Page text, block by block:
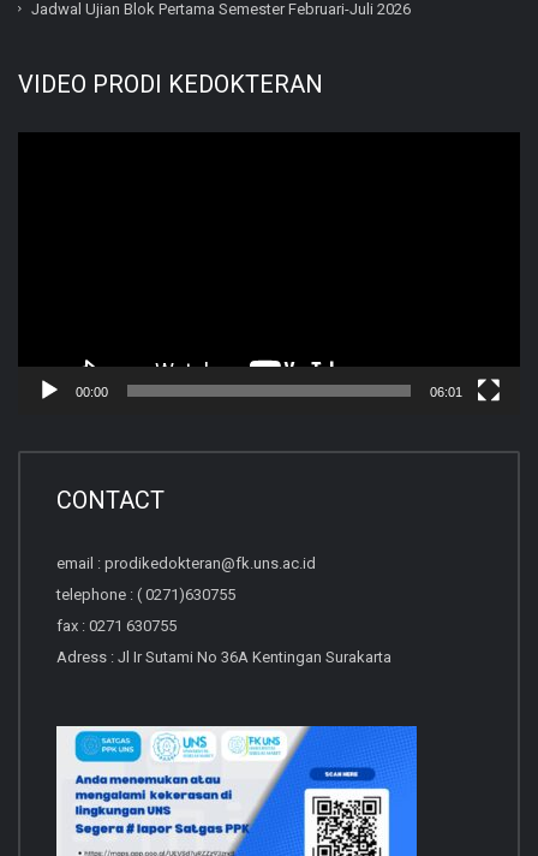
Jadwal Ujian Blok Pertama Semester Februari-Juli 2026
VIDEO PRODI KEDOKTERAN
00:00 06:01
CONTACT
email : prodikedokteran@fk.uns.ac.id
telephone : ( 0271)630755
fax : 0271 630755
Adress : Jl Ir Sutami No 36A Kentingan Surakarta